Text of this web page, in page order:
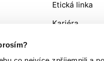
Etická linka
Kariéra